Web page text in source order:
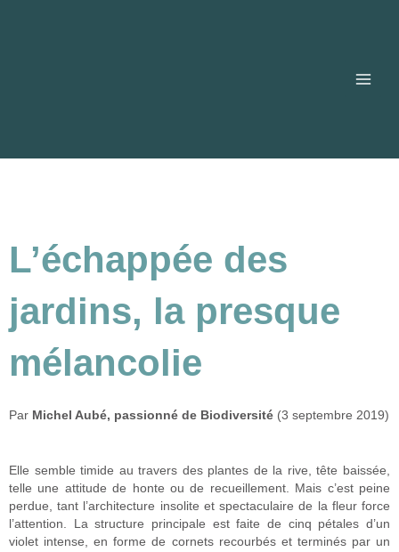
L’échappée des
jardins, la presque
mélancolie
Par Michel Aubé, passionné de Biodiversité (3 septembre 2019)
Elle semble timide au travers des plantes de la rive, tête baissée,
telle une attitude de honte ou de recueillement. Mais c’est peine
perdue, tant l’architecture insolite et spectaculaire de la fleur force
l’attention. La structure principale est faite de cinq pétales d’un
violet intense, en forme de cornets recourbés et terminés par un